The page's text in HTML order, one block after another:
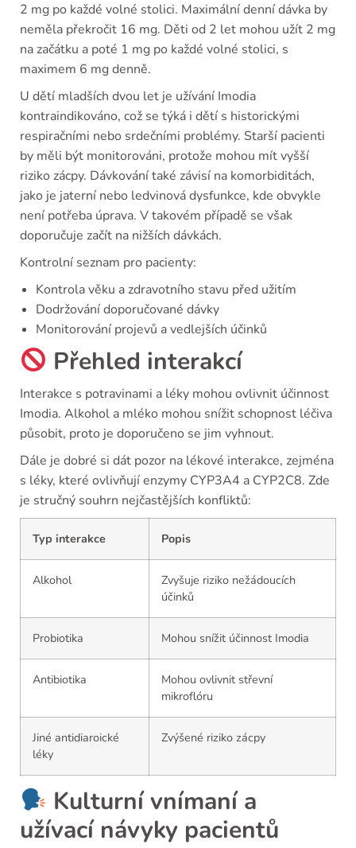
2 mg po každé volné stolici. Maximální denní dávka by
neměla překročit 16 mg. Děti od 2 let mohou užít 2 mg
na začátku a poté 1 mg po každé volné stolici, s
maximem 6 mg denně.
U dětí mladších dvou let je užívání Imodia
kontraindikováno, což se týká i dětí s historickými
respiračními nebo srdečními problémy. Starší pacienti
by měli být monitorováni, protože mohou mít vyšší
riziko zácpy. Dávkování také závisí na komorbiditách,
jako je jaterní nebo ledvinová dysfunkce, kde obvykle
není potřeba úprava. V takovém případě se však
doporučuje začít na nižších dávkách.
Kontrolní seznam pro pacienty:
Kontrola věku a zdravotního stavu před užitím
Dodržování doporučované dávky
Monitorování projevů a vedlejších účinků
Přehled interakcí
Interakce s potravinami a léky mohou ovlivnit účinnost
Imodia. Alkohol a mléko mohou snížit schopnost léčiva
působit, proto je doporučeno se jim vyhnout.
Dále je dobré si dát pozor na lékové interakce, zejména
s léky, které ovlivňují enzymy CYP3A4 a CYP2C8. Zde
je stručný souhrn nejčastějších konfliktů:
Typ interakce Popis
Alkohol
Zvyšuje riziko nežádoucích
účinků
Probiotika Mohou snížit účinnost Imodia
Antibiotika
Mohou ovlivnit střevní
mikroflóru
Jiné antidiaroické
léky
Zvýšené riziko zácpy
Kulturní vnímaní a
užívací návyky pacientů